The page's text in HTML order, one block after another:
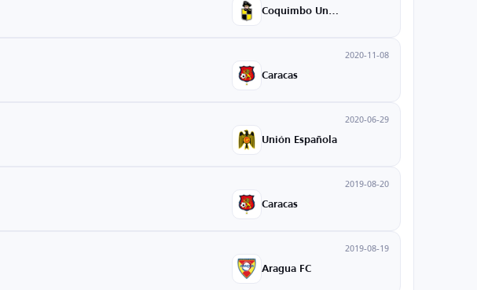
2020-11-08
Caracas
2020-06-29
Unión Española
2019-08-20
Caracas
2019-08-19
Aragua FC